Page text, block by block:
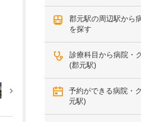
郡元駅の周辺駅から
を探す
診療科目から病院・
(郡元駅)
予約ができる病院・
元駅)